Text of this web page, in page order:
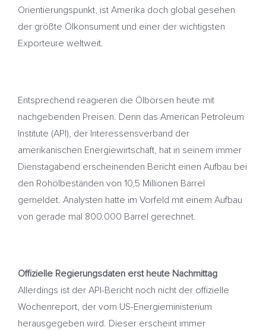
Orientierungspunkt, ist Amerika doch global gesehen
der größte Ölkonsument und einer der wichtigsten
Exporteure weltweit.
Entsprechend reagieren die Ölbörsen heute mit
nachgebenden Preisen. Denn das American Petroleum
Institute (API), der Interessensverband der
amerikanischen Energiewirtschaft, hat in seinem immer
Dienstagabend erscheinenden Bericht einen Aufbau bei
den Rohölbeständen von 10,5 Millionen Barrel
gemeldet. Analysten hatte im Vorfeld mit einem Aufbau
von gerade mal 800.000 Barrel gerechnet.
Offizielle Regierungsdaten erst heute Nachmittag
Allerdings ist der API-Bericht noch nicht der offizielle
Wochenreport, der vom US-Energieministerium
herausgegeben wird. Dieser erscheint immer